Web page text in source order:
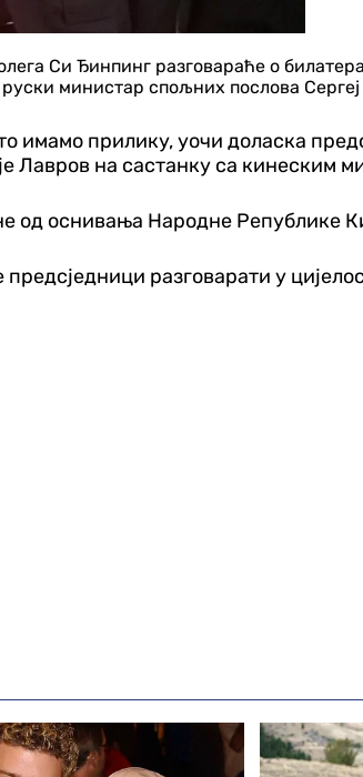
Си Ђинпинг разговараће о
министар спољних послова
имамо прилику, уочи доласка
Лавров на састанку са кинеским
од оснивања Народне
разговарати у